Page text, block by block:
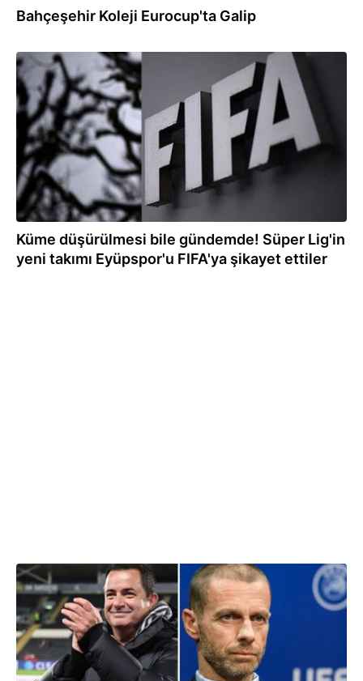
Bahçeşehir Koleji Eurocup'ta Galip
04.08.2024
Küme düşürülmesi bile gündemde! Süper Lig'in
yeni takımı Eyüpspor'u FIFA'ya şikayet ettiler
28.02.2024